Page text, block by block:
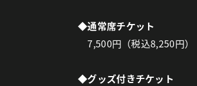
◆通常席チケット
7,500円（税込8,250円）
◆グッズ付きチケット